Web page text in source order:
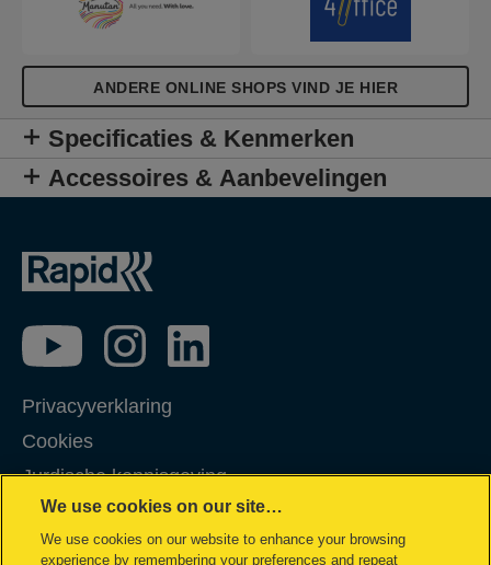
25 vel is deze 100% recyclebare nietmachine
ideaal voor al jouw dagelijkse nietwerkzaamheden.
ANDERE ONLINE SHOPS VIND JE HIER
Specificaties & Kenmerken
Accessoires & Aanbevelingen
Privacyverklaring
Cookies
Jurdische kennisgeving
Imprint
Klantenservice
We use cookies on our site…
We use cookies on our website to enhance your browsing
experience by remembering your preferences and repeat